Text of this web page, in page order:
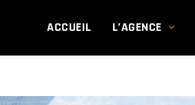
ACCUEIL L’AGENCE